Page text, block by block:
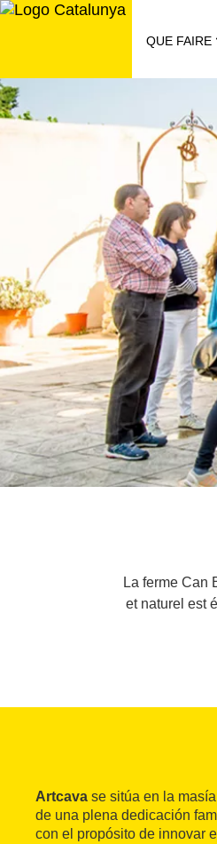
Aller
QUE FAIRE
La ferme Can
et naturel est
Artcava se sitúa en la
de una plena dedicación
con el propósito de innovar